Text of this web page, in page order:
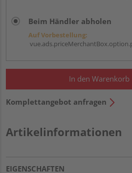
Beim Händler abholen
Auf Vorbestellung:
In den Warenkorb
Komplettangebot anfragen
Artikelinformationen
EIGENSCHAFTEN